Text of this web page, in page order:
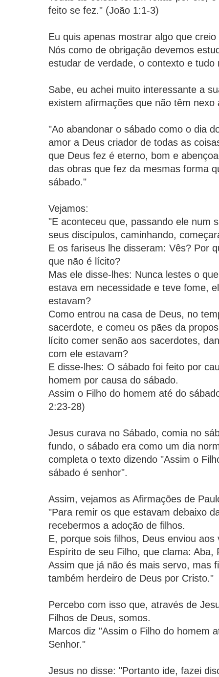
feito se fez." (João 1:1-3)
Eu quis apenas mostrar algo que
Nós como de obrigação devemos
estudar de verdade, o contexto e tudo
Sabe, eu achei muito interessante a
existem afirmações que não têm nexo
"Ao abandonar o sábado como o dia
amor a Deus criador de todas as
que Deus fez é eterno, bom e
das obras que fez da mesmas forma
sábado."
Vejamos:
"E aconteceu que, passando ele num
seus discípulos, caminhando,
E os fariseus lhe disseram: Vês? Por
que não é lícito?
Mas ele disse-lhes: Nunca lestes o
estava em necessidade e teve fome,
estavam?
Como entrou na casa de Deus, no
sacerdote, e comeu os pães da
lícito comer senão aos sacerdotes,
com ele estavam?
E disse-lhes: O sábado foi feito por
homem por causa do sábado.
Assim o Filho do homem até do
2:23-28)
Jesus curava no Sábado, comia no
fundo, o sábado era como um dia
completa o texto dizendo "Assim o
sábado é senhor".
Assim, vejamos as Afirmações de
"Para remir os que estavam debaixo
recebermos a adoção de filhos.
E, porque sois filhos, Deus enviou aos
Espírito de seu Filho, que clama: Aba,
Assim que já não és mais servo, mas
também herdeiro de Deus por Cristo."
Percebo com isso que, através de
Filhos de Deus, somos.
Marcos diz "Assim o Filho do homem
Senhor."
Jesus no disse: "Portanto ide, fazei